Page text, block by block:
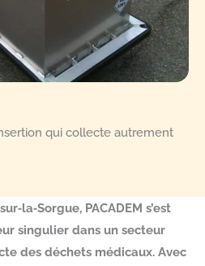
qui collecte autrement
PACADEM s’est
singulier dans un secteur
des déchets médicaux. Avec